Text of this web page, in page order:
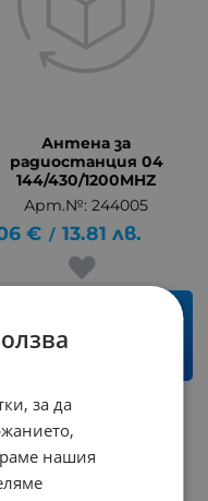
Антена за
радиостанция 04
144/430/1200MHZ
Арт.№: 244005
€ / 13.81 лв.
бр.
за да
нашия